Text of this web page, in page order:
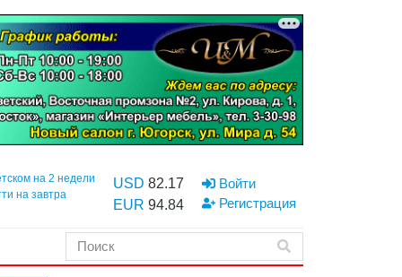
на 2 недели
на завтра
USD 82.17
EUR 94.84
Войти
Регистрация